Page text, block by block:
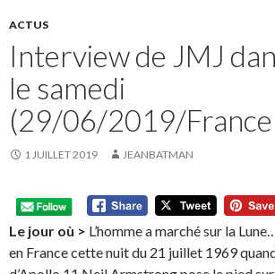
ACTUS
Interview de JMJ
le samedi
(29/06/2019/France
1 JUILLET 2019 JEANBATMAN
Le jour où > L’homme a marché sur la
en France cette nuit du 21 juillet 1969